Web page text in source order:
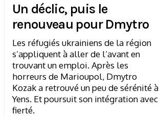
Un déclic, puis le
renouveau pour Dmytro
Les réfugiés ukrainiens de la région
s’appliquent à aller de l’avant en
trouvant un emploi. Après les
horreurs de Marioupol, Dmytro
Kozak a retrouvé un peu de sérénité à
Yens. Et poursuit son intégration avec
fierté.